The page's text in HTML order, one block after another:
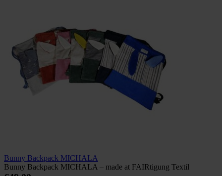
Bunny Backpack MICHALA
Bunny Backpack MICHALA – made at FAIRtigung Textil